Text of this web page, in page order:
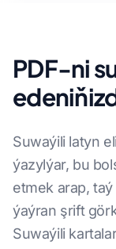
PDF-ni
Suwaýili latyn
ýazylýar, bu
etmek arap,
ýaýran şrift
Suwaýili